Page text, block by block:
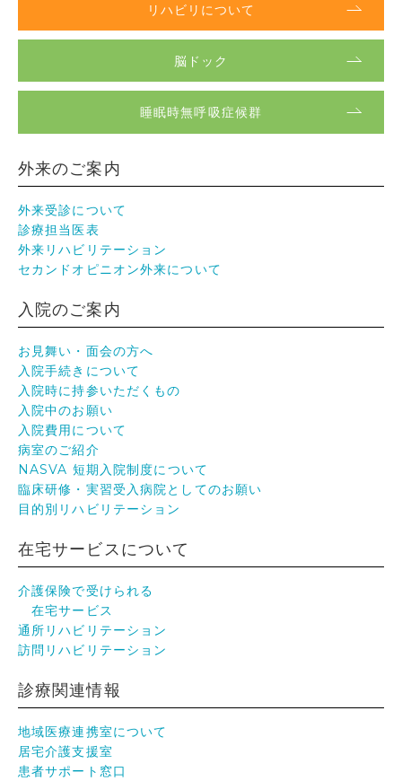
リハビリについて
脳ドック
睡眠時無呼吸症候群
外来のご案内
外来受診について
診療担当医表
外来リハビリテーション
セカンドオピニオン外来について
入院のご案内
お見舞い・面会の方へ
入院手続きについて
入院時に持参いただくもの
入院中のお願い
入院費用について
病室のご紹介
NASVA 短期入院制度について
臨床研修・実習受入病院としてのお願い
目的別リハビリテーション
在宅サービスについて
介護保険で受けられる
在宅サービス
通所リハビリテーション
訪問リハビリテーション
診療関連情報
地域医療連携室について
居宅介護支援室
患者サポート窓口